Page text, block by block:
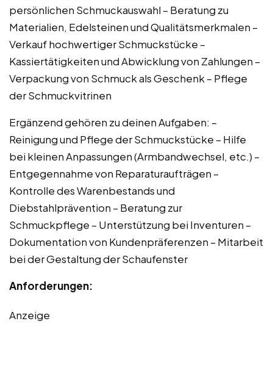
persönlichen Schmuckauswahl – Beratung zu
Materialien, Edelsteinen und Qualitätsmerkmalen –
Verkauf hochwertiger Schmuckstücke –
Kassiertätigkeiten und Abwicklung von Zahlungen –
Verpackung von Schmuck als Geschenk – Pflege
der Schmuckvitrinen
Ergänzend gehören zu deinen Aufgaben: –
Reinigung und Pflege der Schmuckstücke – Hilfe
bei kleinen Anpassungen (Armbandwechsel, etc.) –
Entgegennahme von Reparaturaufträgen –
Kontrolle des Warenbestands und
Diebstahlprävention – Beratung zur
Schmuckpflege – Unterstützung bei Inventuren –
Dokumentation von Kundenpräferenzen – Mitarbeit
bei der Gestaltung der Schaufenster
Anforderungen:
Anzeige